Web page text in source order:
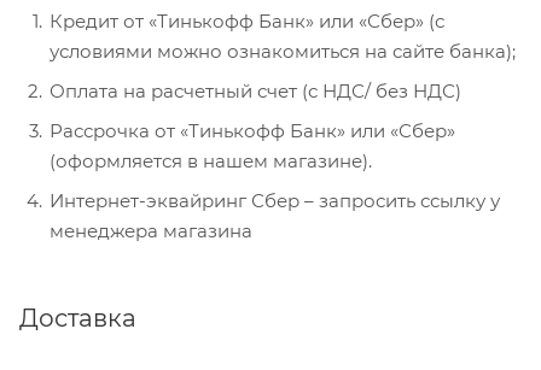
Кредит от «Тинькофф Банк» или «Сбер» (с
условиями можно ознакомиться на сайте банка);
Оплата на расчетный счет (с НДС/ без НДС)
Рассрочка от «Тинькофф Банк» или «Сбер»
(оформляется в нашем магазине).
Интернет-эквайринг Сбер – запросить ссылку у
менеджера магазина
Доставка